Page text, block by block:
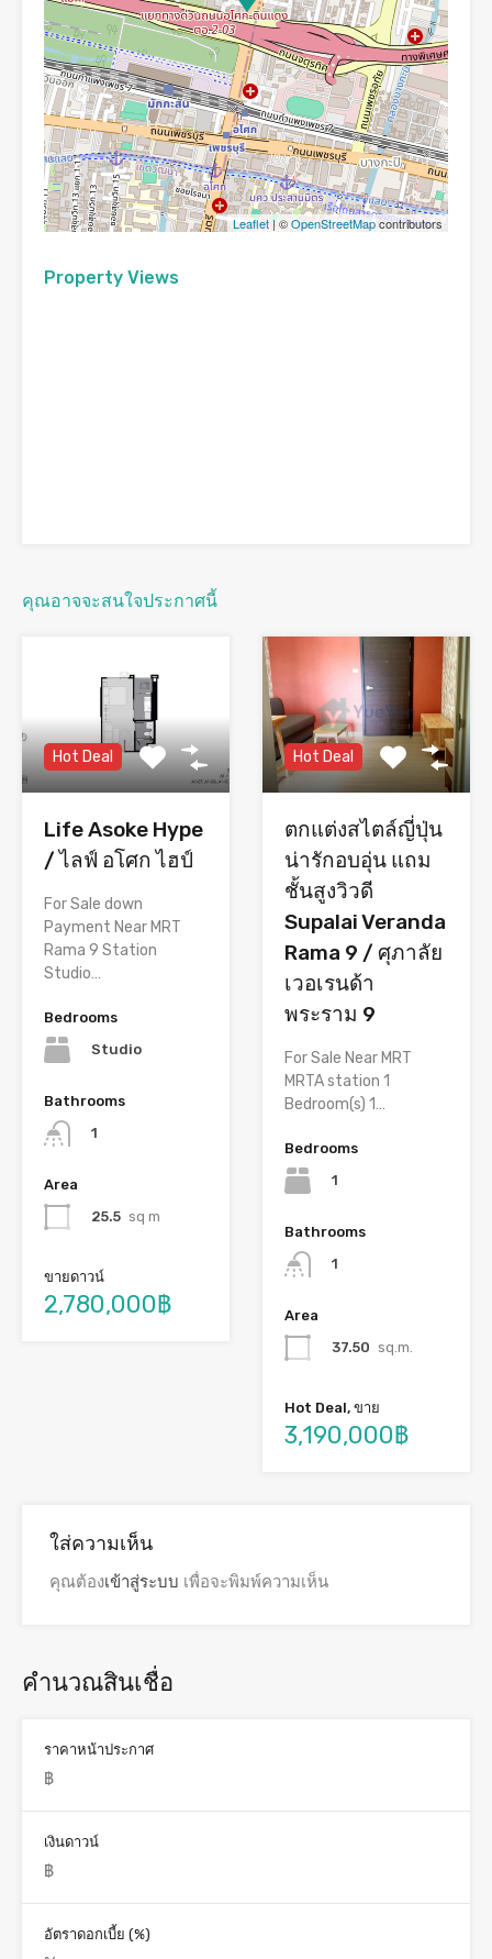
Leaflet| ©OpenStreetMapcontributors
Property Views
คุณอาจจะสนใจประกาศนี้
Hot Deal
Life Asoke Hype
/ ไลฟ์ อโศก ไฮป์
For Sale down
Payment Near MRT
Rama 9 Station
Studio…
Bedrooms
Studio
Bathrooms
1
Area
25.5 sq m
ขายดาวน์
2,780,000฿
Hot Deal
ตกแต่งสไตล์ญี่ปุ่น
น่ารักอบอุ่น แถม
ชั้นสูงวิวดี
Supalai Veranda
Rama 9 / ศุภาลัย
เวอเรนด้า
พระราม 9
For Sale Near MRT
MRTA station 1
Bedroom(s) 1…
Bedrooms
1
Bathrooms
1
Area
37.50 sq.m.
Hot Deal, ขาย
3,190,000฿
ใส่ความเห็น
คุณต้องเข้าสู่ระบบ เพื่อจะพิมพ์ความเห็น
คำนวณสินเชื่อ
ราคาหน้าประกาศ
เงินดาวน์
อัตราดอกเบี้ย (%)